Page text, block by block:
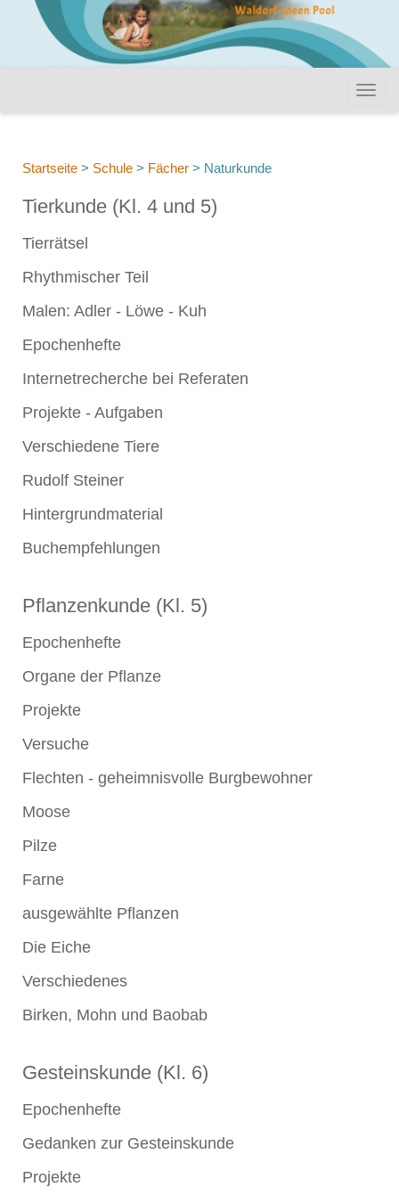
Startseite > Schule > Fächer > Naturkunde
Tierkunde (Kl. 4 und 5)
Tierrätsel
Rhythmischer Teil
Malen: Adler - Löwe - Kuh
Epochenhefte
Internetrecherche bei Referaten
Projekte - Aufgaben
Verschiedene Tiere
Rudolf Steiner
Hintergrundmaterial
Buchempfehlungen
Pflanzenkunde (Kl. 5)
Epochenhefte
Organe der Pflanze
Projekte
Versuche
Flechten - geheimnisvolle Burgbewohner
Moose
Pilze
Farne
ausgewählte Pflanzen
Die Eiche
Verschiedenes
Birken, Mohn und Baobab
Gesteinskunde (Kl. 6)
Epochenhefte
Gedanken zur Gesteinskunde
Projekte